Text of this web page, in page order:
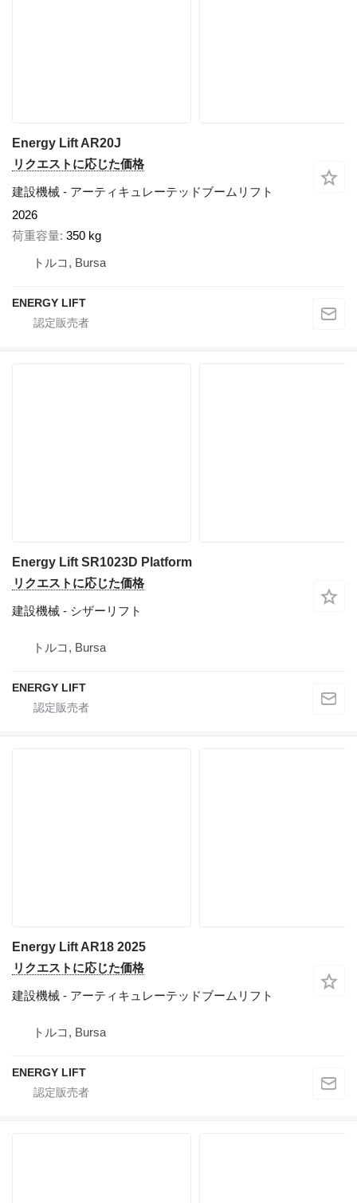
Energy Lift AR20J
リクエストに応じた価格
建設機械 - アーティキュレーテッドブームリフト
2026
荷重容量 350 kg
トルコ, Bursa
ENERGY LIFT
Energy Lift SR1023D Platform
リクエストに応じた価格
建設機械 - シザーリフト
トルコ, Bursa
ENERGY LIFT
Energy Lift AR18 2025
リクエストに応じた価格
建設機械 - アーティキュレーテッドブームリフト
トルコ, Bursa
ENERGY LIFT